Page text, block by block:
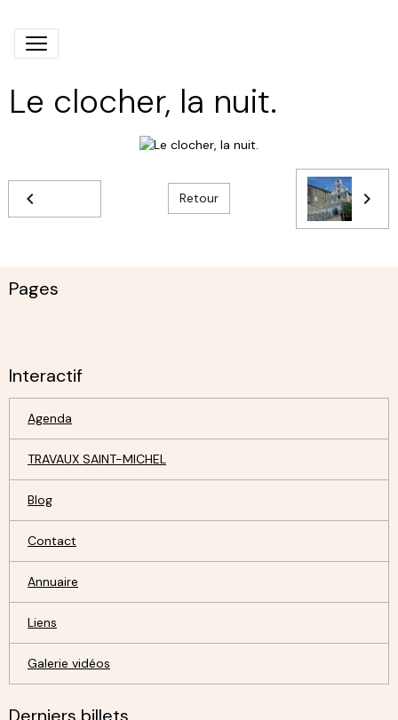
Le clocher, la nuit.
Retour
Pages
Interactif
Agenda
TRAVAUX SAINT-MICHEL
Blog
Contact
Annuaire
Liens
Galerie vidéos